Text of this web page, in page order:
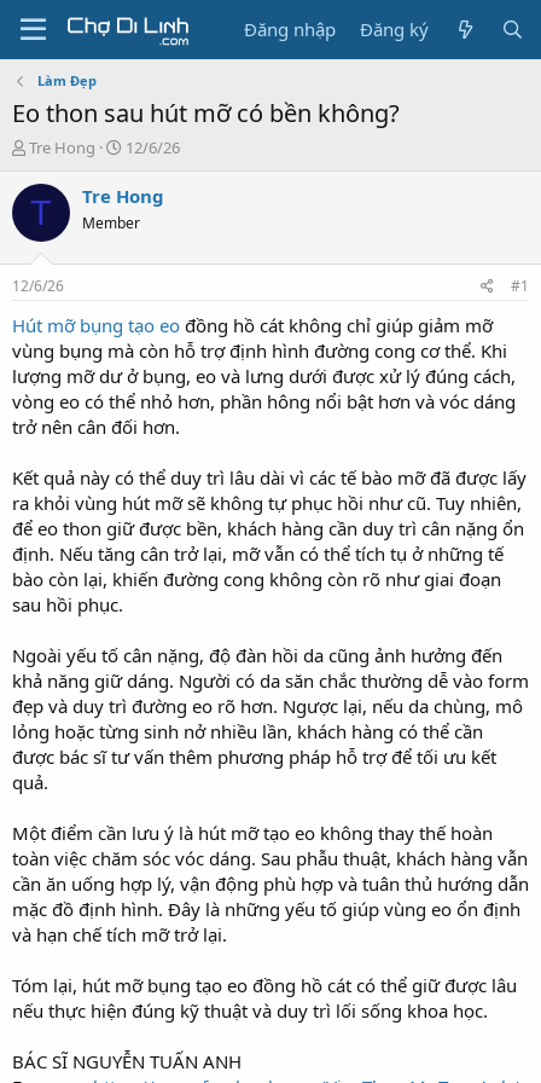
Đăng nhập Đăng ký
Làm Đẹp
Eo thon sau hút mỡ có bền không?
T
r
e
a
s
t
a
r
t
e
r
Tre Hong
N
à
g
12/6/26
T Tre Hong
Member
12/6/26 #1
Hút mỡ bụng tạo eo đồng hồ cát không chỉ giúp giảm mỡ
vùng bụng mà còn hỗ trợ định hình đường cong cơ thể. Khi
lượng mỡ dư ở bụng, eo và lưng dưới được xử lý đúng cách,
vòng eo có thể nhỏ hơn, phần hông nổi bật hơn và vóc dáng
trở nên cân đối hơn.
Kết quả này có thể duy trì lâu dài vì các tế bào mỡ đã được lấy
ra khỏi vùng hút mỡ sẽ không tự phục hồi như cũ. Tuy nhiên,
để eo thon giữ được bền, khách hàng cần duy trì cân nặng ổn
định. Nếu tăng cân trở lại, mỡ vẫn có thể tích tụ ở những tế
bào còn lại, khiến đường cong không còn rõ như giai đoạn
sau hồi phục.
Ngoài yếu tố cân nặng, độ đàn hồi da cũng ảnh hưởng đến
khả năng giữ dáng. Người có da săn chắc thường dễ vào form
đẹp và duy trì đường eo rõ hơn. Ngược lại, nếu da chùng, mô
lỏng hoặc từng sinh nở nhiều lần, khách hàng có thể cần
được bác sĩ tư vấn thêm phương pháp hỗ trợ để tối ưu kết
quả.
Một điểm cần lưu ý là hút mỡ tạo eo không thay thế hoàn
toàn việc chăm sóc vóc dáng. Sau phẫu thuật, khách hàng vẫn
cần ăn uống hợp lý, vận động phù hợp và tuân thủ hướng dẫn
mặc đồ định hình. Đây là những yếu tố giúp vùng eo ổn định
và hạn chế tích mỡ trở lại.
Tóm lại, hút mỡ bụng tạo eo đồng hồ cát có thể giữ được lâu
nếu thực hiện đúng kỹ thuật và duy trì lối sống khoa học.
BÁC SĨ NGUYỄN TUẤN ANH